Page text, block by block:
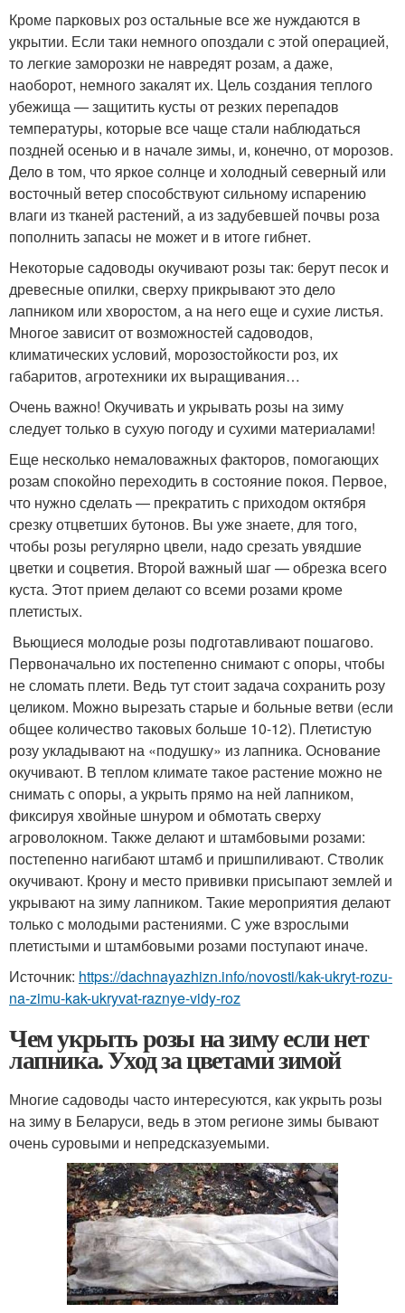
Кроме парковых роз остальные все же нуждаются в
укрытии. Если таки немного опоздали с этой операцией,
то легкие заморозки не навредят розам, а даже,
наоборот, немного закалят их. Цель создания теплого
убежища — защитить кусты от резких перепадов
температуры, которые все чаще стали наблюдаться
поздней осенью и в начале зимы, и, конечно, от морозов.
Дело в том, что яркое солнце и холодный северный или
восточный ветер способствуют сильному испарению
влаги из тканей растений, а из задубевшей почвы роза
пополнить запасы не может и в итоге гибнет.
Некоторые садоводы окучивают розы так: берут песок и
древесные опилки, сверху прикрывают это дело
лапником или хворостом, а на него еще и сухие листья.
Многое зависит от возможностей садоводов,
климатических условий, морозостойкости роз, их
габаритов, агротехники их выращивания…
Очень важно! Окучивать и укрывать розы на зиму
следует только в сухую погоду и сухими материалами!
Еще несколько немаловажных факторов, помогающих
розам спокойно переходить в состояние покоя. Первое,
что нужно сделать — прекратить с приходом октября
срезку отцветших бутонов. Вы уже знаете, для того,
чтобы розы регулярно цвели, надо срезать увядшие
цветки и соцветия. Второй важный шаг — обрезка всего
куста. Этот прием делают со всеми розами кроме
плетистых.
Вьющиеся молодые розы подготавливают пошагово.
Первоначально их постепенно снимают с опоры, чтобы
не сломать плети. Ведь тут стоит задача сохранить розу
целиком. Можно вырезать старые и больные ветви (если
общее количество таковых больше 10-12). Плетистую
розу укладывают на «подушку» из лапника. Основание
окучивают. В теплом климате такое растение можно не
снимать с опоры, а укрыть прямо на ней лапником,
фиксируя хвойные шнуром и обмотать сверху
агроволокном. Также делают и штамбовыми розами:
постепенно нагибают штамб и пришпиливают. Стволик
окучивают. Крону и место прививки присыпают землей и
укрывают на зиму лапником. Такие мероприятия делают
только с молодыми растениями. С уже взрослыми
плетистыми и штамбовыми розами поступают иначе.
Источник: https://dachnayazhizn.info/novosti/kak-ukryt-rozu-
na-zimu-kak-ukryvat-raznye-vidy-roz
Чем укрыть розы на зиму если нет
лапника. Уход за цветами зимой
Многие садоводы часто интересуются, как укрыть розы
на зиму в Беларуси, ведь в этом регионе зимы бывают
очень суровыми и непредсказуемыми.